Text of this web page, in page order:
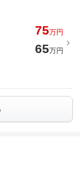
75万円
65万円